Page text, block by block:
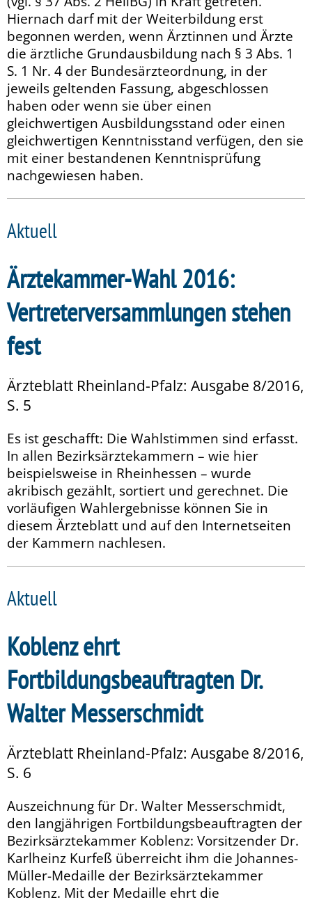
Hiernach darf mit der Weiterbildung erst
begonnen werden, wenn Ärztinnen und Ärzte
die ärztliche Grundausbildung nach § 3 Abs. 1
S. 1 Nr. 4 der Bundesärzteordnung, in der
jeweils geltenden Fassung, abgeschlossen
haben oder wenn sie über einen
gleichwertigen Ausbildungsstand oder einen
gleichwertigen Kenntnisstand verfügen, den sie
mit einer bestandenen Kenntnisprüfung
nachgewiesen haben.
Aktuell
Ärztekammer-Wahl 2016:
Vertreterversammlungen stehen
fest
Ärzteblatt Rheinland-Pfalz: Ausgabe 8/2016,
S. 5
Es ist geschafft: Die Wahlstimmen sind erfasst.
In allen Bezirksärztekammern – wie hier
beispielsweise in Rheinhessen – wurde
akribisch gezählt, sortiert und gerechnet. Die
vorläufigen Wahlergebnisse können Sie in
diesem Ärzteblatt und auf den Internetseiten
der Kammern nachlesen.
Aktuell
Koblenz ehrt
Fortbildungsbeauftragten Dr.
Walter Messerschmidt
Ärzteblatt Rheinland-Pfalz: Ausgabe 8/2016,
S. 6
Auszeichnung für Dr. Walter Messerschmidt,
den langjährigen Fortbildungsbeauftragten der
Bezirksärztekammer Koblenz: Vorsitzender Dr.
Karlheinz Kurfeß überreicht ihm die Johannes-
Müller-Medaille der Bezirksärztekammer
Koblenz. Mit der Medaille ehrt die